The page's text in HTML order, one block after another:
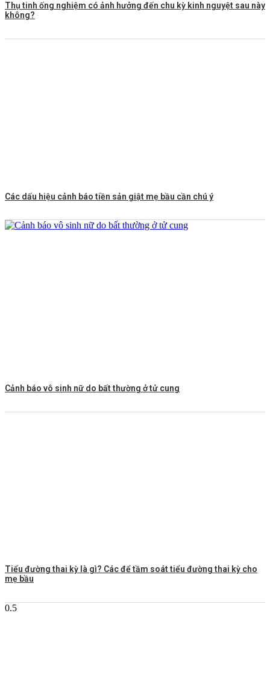
Thụ tinh ống nghiệm có ảnh hưởng đến chu kỳ kinh nguyệt sau này
không?
Các dấu hiệu cảnh báo tiền sản giật mẹ bầu cần chú ý
Cảnh báo vô sinh nữ do bất thường ở tử cung
Tiểu đường thai kỳ là gì? Các để tầm soát tiểu đường thai kỳ cho
mẹ bầu